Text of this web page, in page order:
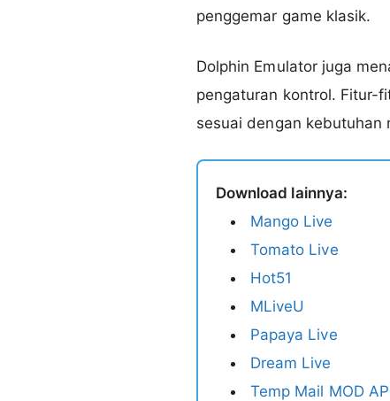
penggemar game klasik.
Dolphin Emulator juga
pengaturan kontrol. Fitur-
sesuai dengan kebutuhan
Download lainnya:
Mango Live
Tomato Live
Hot51
MLiveU
Papaya Live
Dream Live
Temp Mail MOD